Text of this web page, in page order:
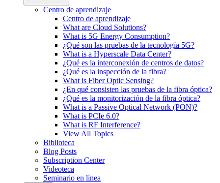
Centro de aprendizaje
Centro de aprendizaje
What are Cloud Solutions?
What is 5G Energy Consumption?
¿Qué son las pruebas de la tecnología 5G?
What is a Hyperscale Data Center?
¿Qué es la interconexión de centros de datos?
¿Qué es la inspección de la fibra?
What is Fiber Optic Sensing?
¿En qué consisten las pruebas de la fibra óptica?
¿Qué es la monitorización de la fibra óptica?
What is a Passive Optical Network (PON)?
What is PCIe 6.0?
What is RF Interference?
View All Topics
Biblioteca
Blog Posts
Subscription Center
Videoteca
Seminario en línea